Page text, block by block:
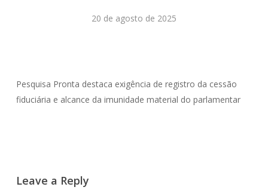
20 de agosto de 2025
Pesquisa Pronta destaca exigência de registro da cessão
fiduciária e alcance da imunidade material do parlamentar
Leave a Reply